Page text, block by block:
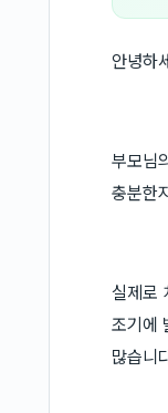
안녕하
부모님
충분한
실제로
조기에
많습니